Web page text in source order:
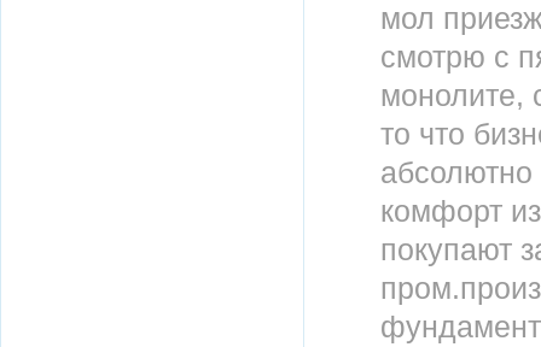
мол
смотрю с
монолите,
то что
абсолютно
комфорт
покупают